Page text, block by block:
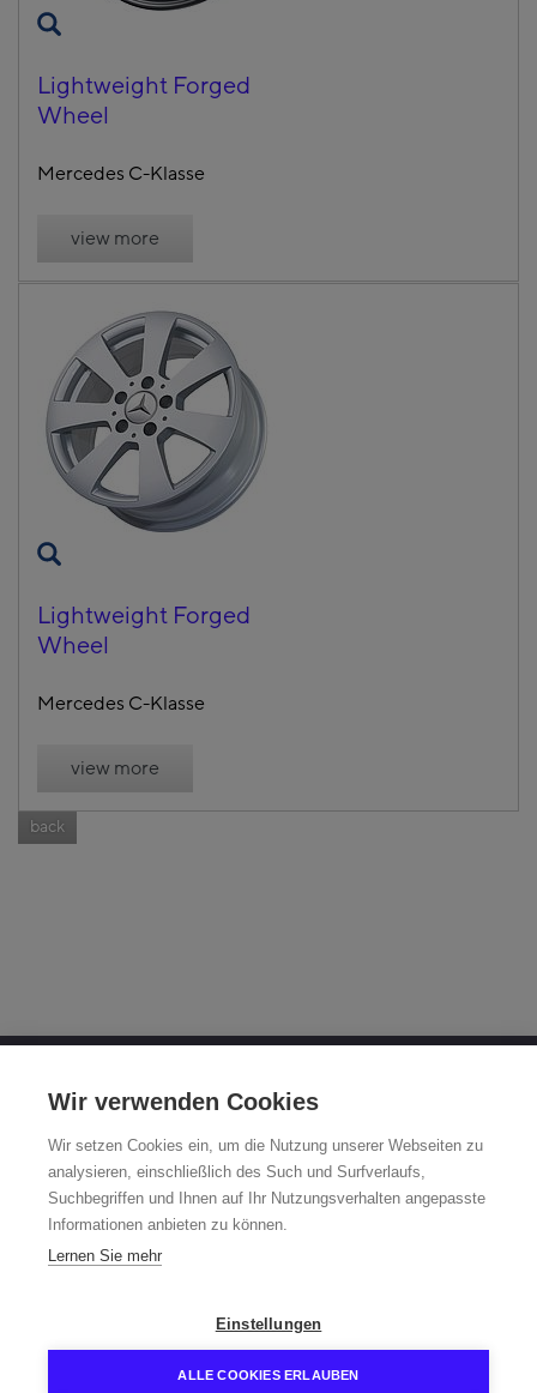
Lightweight Forged
Wheel
Mercedes C-Klasse
view more
Lightweight Forged
Wheel
Mercedes C-Klasse
view more
back
Derschlager Straße 26
58540 Meinerzhagen, Germany
Fuchsfelge-Hotline +49 2354 73-317
Mo - Fr 8:00 - 12:00 a.m. and 1:00 - 3:00 p.m. (CET)
Wir verwenden Cookies
Wir setzen Cookies ein, um die Nutzung unserer Webseiten zu
analysieren, einschließlich des Such und Surfverlaufs,
Suchbegriffen und Ihnen auf Ihr Nutzungsverhalten angepasste
Informationen anbieten zu können.
Lernen Sie mehr
Einstellungen
ALLE COOKIES ERLAUBEN